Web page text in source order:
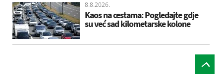
8.8.2026.
Kaos na cestama: Pogledajte gdje
su već sad kilometarske kolone